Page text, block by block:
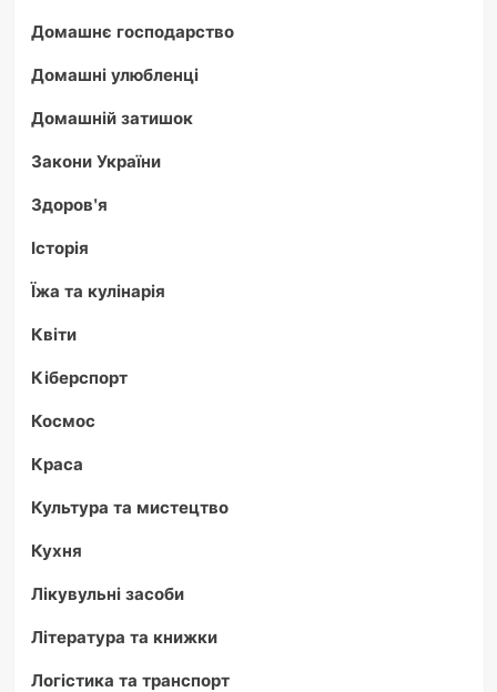
Домашнє господарство
Домашні улюбленці
Домашній затишок
Закони України
Здоров'я
Історія
Їжа та кулінарія
Квіти
Кіберспорт
Космос
Краса
Культура та мистецтво
Кухня
Лікувульні засоби
Література та книжки
Логістика та транспорт